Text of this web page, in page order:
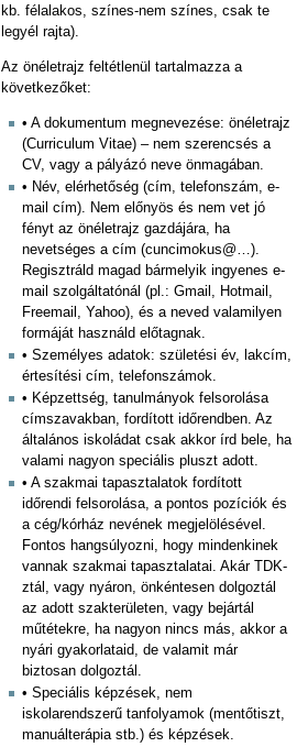
kb. félalakos, színes-nem színes, csak te
legyél rajta).
Az önéletrajz feltétlenül tartalmazza a
következőket:
• A dokumentum megnevezése: önéletrajz
(Curriculum Vitae) – nem szerencsés a
CV, vagy a pályázó neve önmagában.
• Név, elérhetőség (cím, telefonszám, e-
mail cím). Nem előnyös és nem vet jó
fényt az önéletrajz gazdájára, ha
nevetséges a cím (cuncimokus@…).
Regisztráld magad bármelyik ingyenes e-
mail szolgáltatónál (pl.: Gmail, Hotmail,
Freemail, Yahoo), és a neved valamilyen
formáját használd előtagnak.
• Személyes adatok: születési év, lakcím,
értesítési cím, telefonszámok.
• Képzettség, tanulmányok felsorolása
címszavakban, fordított időrendben. Az
általános iskoládat csak akkor írd bele, ha
valami nagyon speciális pluszt adott.
• A szakmai tapasztalatok fordított
időrendi felsorolása, a pontos pozíciók és
a cég/kórház nevének megjelölésével.
Fontos hangsúlyozni, hogy mindenkinek
vannak szakmai tapasztalatai. Akár TDK-
ztál, vagy nyáron, önkéntesen dolgoztál
az adott szakterületen, vagy bejártál
műtétekre, ha nagyon nincs más, akkor a
nyári gyakorlataid, de valamit már
biztosan dolgoztál.
• Speciális képzések, nem
iskolarendszerű tanfolyamok (mentőtiszt,
manuálterápia stb.) és képzések.